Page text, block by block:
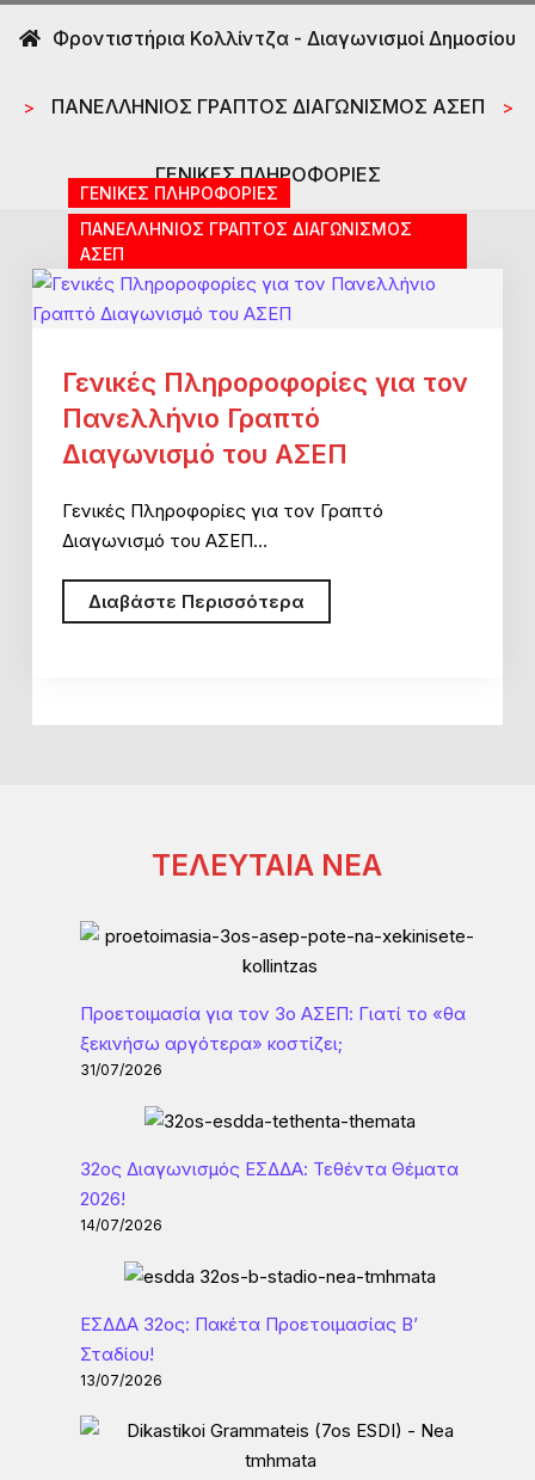
Φροντιστήρια Κολλίντζα - Διαγωνισμοί Δημοσίου
> ΠΑΝΕΛΛΗΝΙΟΣ ΓΡΑΠΤΟΣ ΔΙΑΓΩΝΙΣΜΟΣ ΑΣΕΠ >
ΓΕΝΙΚΕΣ ΠΛΗΡΟΦΟΡΙΕΣ
ΓΕΝΙΚΕΣ ΠΛΗΡΟΦΟΡΙΕΣ
ΠΑΝΕΛΛΗΝΙΟΣ ΓΡΑΠΤΟΣ ΔΙΑΓΩΝΙΣΜΟΣ
ΑΣΕΠ
Γενικές Πληροροφορίες για τον
Πανελλήνιο Γραπτό
Διαγωνισμό του ΑΣΕΠ
Γενικές Πληροφορίες για τον Γραπτό
Διαγωνισμό του ΑΣΕΠ…
Διαβάστε ΠερισσότεραΓενικές
Πληροροφορίες
Πανελλήνιο
ΤΕΛΕΥΤΑΙΑ ΝΕΑ
Προετοιμασία για τον 3ο ΑΣΕΠ: Γιατί το «θα
ξεκινήσω αργότερα» κοστίζει;
31/07/2026
32ος Διαγωνισμός ΕΣΔΔΑ: Τεθέντα Θέματα
2026!
14/07/2026
ΕΣΔΔΑ 32ος: Πακέτα Προετοιμασίας Β’
Σταδίου!
13/07/2026